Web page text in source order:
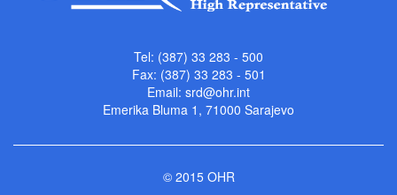
Tel: (387) 33 283 - 500
Fax: (387) 33 283 - 501
Email: srd@ohr.int
Emerika Bluma 1, 71000 Sarajevo
© 2015 OHR